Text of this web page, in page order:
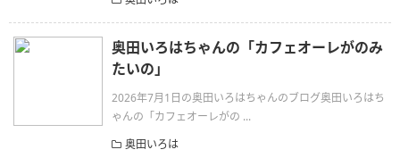
奥田いろはちゃんの「カフェオーレがのみ
たいの」
2026年7月1日の奥田いろはちゃんのブログ奥田いろはち
ゃんの「カフェオーレがの ...
奥田いろは